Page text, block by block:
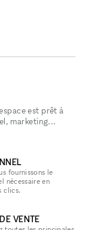
est prêt à
marketing...
fournissons le
nécessaire en
clics.
VENTE